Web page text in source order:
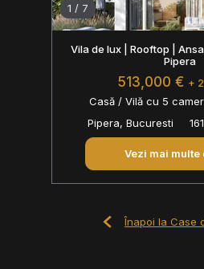
1 / 7
Vila de lux | Rooftop |
Pipera
513,000 € +
Casă / Vilă cu 5
Pipera, Bucuresti
Vezi mai multe
Înapoi la Case